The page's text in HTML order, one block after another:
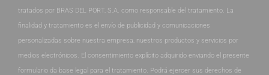
tratados por BRAS DEL PORT, S.A. como responsable del tratamiento. La
finalidad y tratamiento es el envío de publicidad y comunicaciones
personalizadas sobre nuestra empresa, nuestros productos y servicios por
medios electrónicos. El consentimiento explícito adquirido enviando el presente
formulario da base legal para el tratamiento. Podrá ejercer sus derechos de